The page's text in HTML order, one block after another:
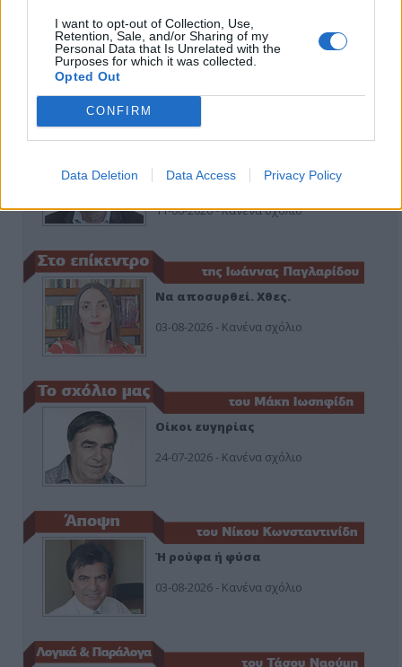
I want to opt-out of Collection, Use,
Retention, Sale, and/or Sharing of my
Personal Data that Is Unrelated with the
Purposes for which it was collected.
Opted Out
CONFIRM
Data Deletion Data Access Privacy Policy
Εδώ Παππάς, εκεί Παππάς, που είναι
ο ΣΥΡΙΖΑ και οι Κιλκισιώτες
Κιλκίς προς Χατζηδάκη: Στηρίξτε
εμπράκτως την περιφέρεια – μειώσ…
11-06-2026 - Κανένα σχόλιο
Να αποσυρθεί. Χθες.
03-08-2026 - Κανένα σχόλιο
Οίκοι ευγηρίας
24-07-2026 - Κανένα σχόλιο
Ή ρούφα ή φύσα
03-08-2026 - Κανένα σχόλιο